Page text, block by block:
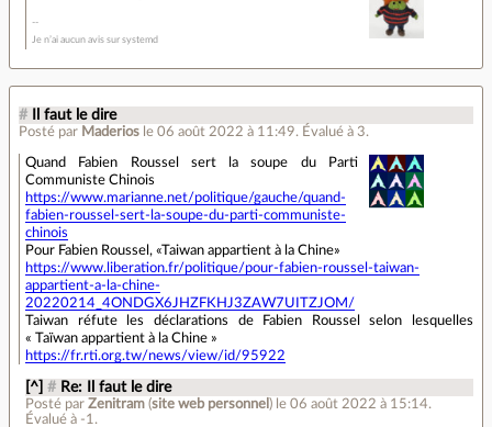
Je n’ai aucun avis sur systemd
# Il faut le dire
Posté par Maderios le 06 août 2022 à 11:49. Évalué à 3.
Quand Fabien Roussel sert la soupe du Parti
Communiste Chinois
https://www.marianne.net/politique/gauche/quand-
fabien-roussel-sert-la-soupe-du-parti-communiste-
chinois
Pour Fabien Roussel, «Taiwan appartient à la Chine»
https://www.liberation.fr/politique/pour-fabien-roussel-taiwan-
appartient-a-la-chine-
20220214_4ONDGX6JHZFKHJ3ZAW7UITZJOM/
Taiwan réfute les déclarations de Fabien Roussel selon lesquelles
« Taïwan appartient à la Chine »
https://fr.rti.org.tw/news/view/id/95922
[^] # Re: Il faut le dire
Posté parZenitram (site web personnel ) le 06 août 2022 à 15:14.
Évalué à -1 .